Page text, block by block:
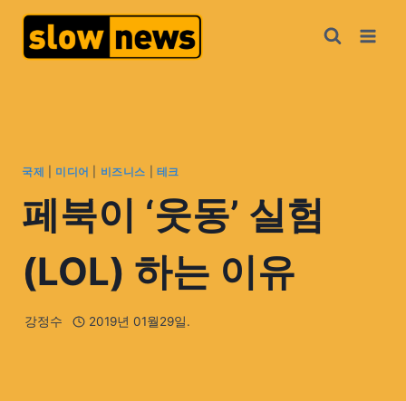
국제 미디어 비즈니스 테크
페북이 ‘웃동’ 실험
(LOL) 하는 이유
강정수 2019년 01월29일.